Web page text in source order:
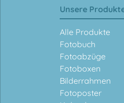
Unsere
Alle Produkte
Fotobuch
Fotoabzüge
Fotoboxen
Bilderrahmen
Fotoposter